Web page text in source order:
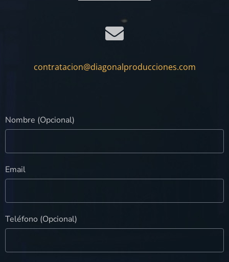
contratacion@diagonalproducciones.com
Nombre (Opcional)
Email
Teléfono (Opcional)